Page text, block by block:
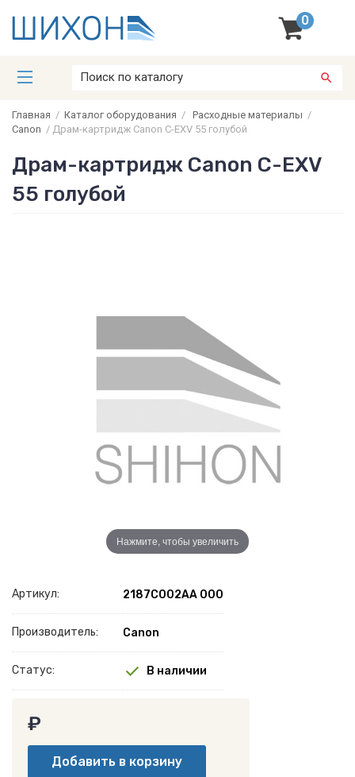
0
Главная / Каталог оборудования / Расходные материалы /
Canon / Драм-картридж Canon C-EXV 55 голубой
Драм-картридж Canon C-EXV
55 голубой
Нажмите, чтобы увеличить
Артикул: 2187C002AA 000
Производитель: Canon
Статус: В наличии
₽